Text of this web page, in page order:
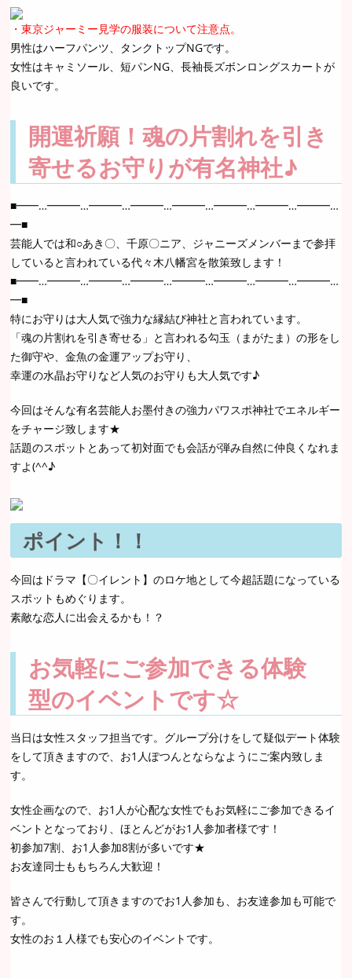
・東京ジャーミー見学の服装について注意点。
男性はハーフパンツ、タンクトップNGです。
女性はキャミソール、短パンNG、長袖長ズボンロングスカートが
良いです。
開運祈願！魂の片割れを引き
寄せるお守りが有名神社♪
■━━…━━━…━━━…━━━…━━━…━━━…━━━…━━━…
━■
芸能人では和○あき〇、千原〇ニア、ジャニーズメンバーまで参拝
していると言われている代々木八幡宮を散策致します！
■━━…━━━…━━━…━━━…━━━…━━━…━━━…━━━…
━■
特にお守りは大人気で強力な縁結び神社と言われています。
「魂の片割れを引き寄せる」と言われる勾玉（まがたま）の形をし
た御守や、金魚の金運アップお守り、
幸運の水晶お守りなど人気のお守りも大人気です♪
今回はそんな有名芸能人お墨付きの強力パワスポ神社でエネルギー
をチャージ致します★
話題のスポットとあって初対面でも会話が弾み自然に仲良くなれま
すよ(^^♪
ポイント！！
今回はドラマ【〇イレント】のロケ地として今超話題になっている
スポットもめぐります。
素敵な恋人に出会えるかも！？
お気軽にご参加できる体験
型のイベントです☆
当日は女性スタッフ担当です。グループ分けをして疑似デート体験
をして頂きますので、お1人ぽつんとならなようにご案内致しま
す。
女性企画なので、お1人が心配な女性でもお気軽にご参加できるイ
ベントとなっており、ほとんどがお1人参加者様です！
初参加7割、お1人参加8割が多いです★
お友達同士ももちろん大歓迎！
皆さんで行動して頂きますのでお1人参加も、お友達参加も可能で
す。
女性のお１人様でも安心のイベントです。